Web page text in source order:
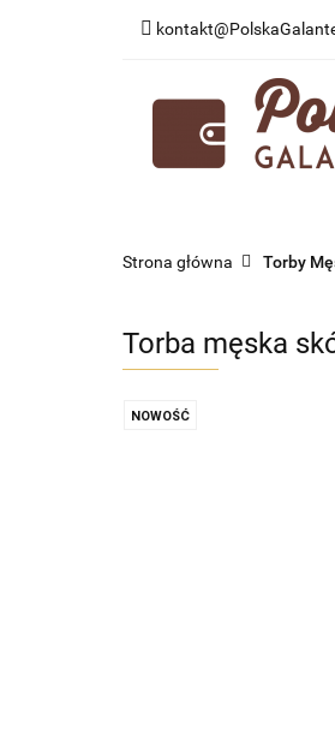
Strona główna Torby
Torba męska
NOWOŚĆ